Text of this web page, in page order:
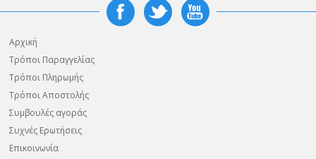
Αρχική
Τρόποι Παραγγελίας
Τρόποι Πληρωμής
Τρόποι Αποστολής
Συμβουλές αγοράς
Συχνές Ερωτήσεις
Επικοινωνία